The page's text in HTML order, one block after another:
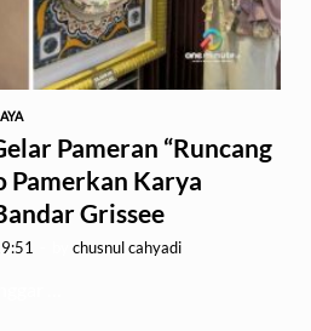
Pameran “Runcang
Pamerkan Karya
Grissee
chusnul cahyadi